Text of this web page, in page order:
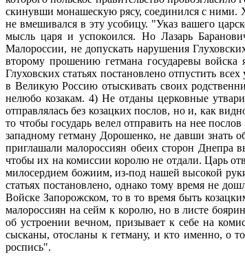
скинувши монашескую рясу, соединился с
не вмешивался в эту усобицу. "Указ вашего
мысль царя и успокоился. Но Лазарь
Малороссии, не допускать нарушения
второму прошению гетмана государевы
Глуховских статьях постановлено отпустить
в Великую Россию отыскивать своих
нелюбо козакам. 4) Не отданы церковные
отправлялась без козацких послов, но и, как
то чтобы государь велел отправить на нее
западному гетману Дорошенко, не давши знать
приглашали малороссиян обеих сторон Днепра
чтобы их на комиссии королю не отдали. Царь
милосердием божиим, из-под нашей высокой
статьях постановлено, однако тому время не
Войске Запорожском, то в то время быть
малороссиян на сейм к королю, но в листе
об устроении вечном, призывает к себе на
сысканы, отосланы к гетману, и кто именно, о
роспись".